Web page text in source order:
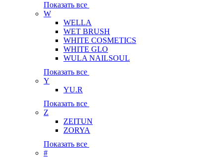
Показать все
W
WELLA
WET BRUSH
WHITE COSMETICS
WHITE GLO
WULA NAILSOUL
Показать все
Y
YU.R
Показать все
Z
ZEITUN
ZORYA
Показать все
#